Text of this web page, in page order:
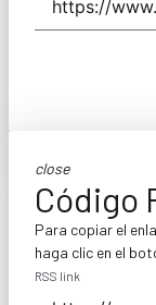
close
Código
Para copiar el
haga clic en el
RSS link